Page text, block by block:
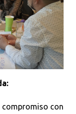
compromiso con